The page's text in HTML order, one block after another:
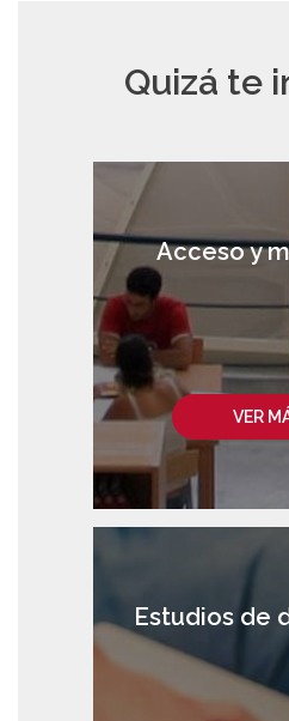
Quizá te
VER
Acceso y
Estudios de